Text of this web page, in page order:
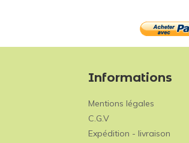
Informations
Mentions légales
C.G.V
Expédition - livraison